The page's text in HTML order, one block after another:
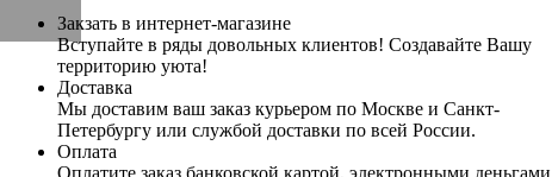
Закзать в интернет-магазине
Вступайте в ряды довольных клиентов! Создавайте Вашу
территорию уюта!
Доставка
Мы доставим ваш заказ курьером по Москве и Санкт-
Петербургу или службой доставки по всей России.
Оплата
Оплатите заказ банковской картой, электронными деньгами